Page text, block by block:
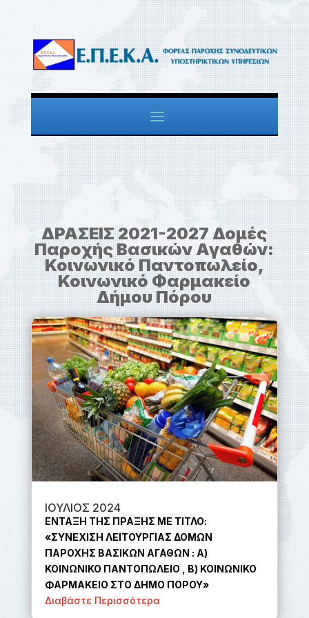
ΔΡΑΣΕΙΣ 2021-2027 Δομές
Παροχής Βασικών Αγαθών:
Κοινωνικό Παντοπωλείο,
Κοινωνικό Φαρμακείο
Δήμου Πόρου
ΙΟΥΛΙΟΣ 2024
ΕΝΤΑΞΗ ΤΗΣ ΠΡΑΞΗΣ ΜΕ ΤΙΤΛΟ:
«ΣΥΝΕΧΙΣΗ ΛΕΙΤΟΥΡΓΙΑΣ ΔΟΜΩΝ
ΠΑΡΟΧΗΣ ΒΑΣΙΚΩΝ ΑΓΑΘΩΝ : Α)
ΚΟΙΝΩΝΙΚΟ ΠΑΝΤΟΠΩΛΕΙΟ , Β) ΚΟΙΝΩΝΙΚΟ
ΦΑΡΜΑΚΕΙΟ ΣΤΟ ΔΗΜΟ ΠΟΡΟΥ»
Διαβάστε Περισσότερα